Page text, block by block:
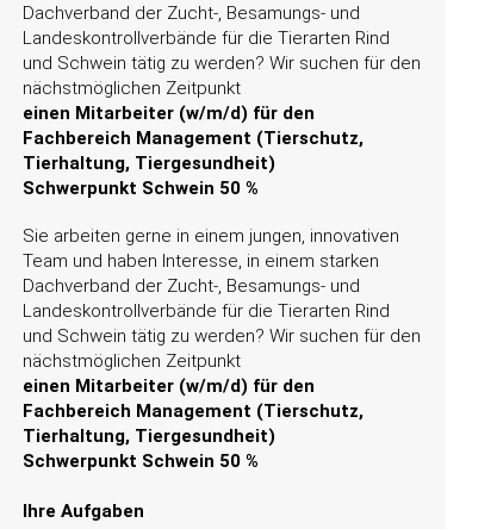
Dachverband der Zucht-, Besamungs- und
Landeskontrollverbände für die Tierarten Rind
und Schwein tätig zu werden? Wir suchen für den
nächstmöglichen Zeitpunkt
einen Mitarbeiter (w/m/d) für den
Fachbereich Management (Tierschutz,
Tierhaltung, Tiergesundheit)
Schwerpunkt Schwein 50 %
Sie arbeiten gerne in einem jungen, innovativen
Team und haben Interesse, in einem starken
Dachverband der Zucht-, Besamungs- und
Landeskontrollverbände für die Tierarten Rind
und Schwein tätig zu werden? Wir suchen für den
nächstmöglichen Zeitpunkt
einen Mitarbeiter (w/m/d) für den
Fachbereich Management (Tierschutz,
Tierhaltung, Tiergesundheit)
Schwerpunkt Schwein 50 %
Ihre Aufgaben